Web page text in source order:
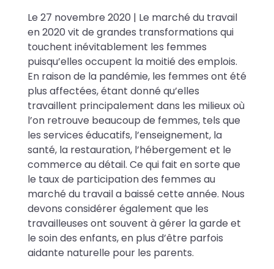
Le 27 novembre 2020 | Le marché du travail
en 2020 vit de grandes transformations qui
touchent inévitablement les femmes
puisqu’elles occupent la moitié des emplois.
En raison de la pandémie, les femmes ont été
plus affectées, étant donné qu’elles
travaillent principalement dans les milieux où
l’on retrouve beaucoup de femmes, tels que
les services éducatifs, l’enseignement, la
santé, la restauration, l’hébergement et le
commerce au détail. Ce qui fait en sorte que
le taux de participation des femmes au
marché du travail a baissé cette année. Nous
devons considérer également que les
travailleuses ont souvent à gérer la garde et
le soin des enfants, en plus d’être parfois
aidante naturelle pour les parents.